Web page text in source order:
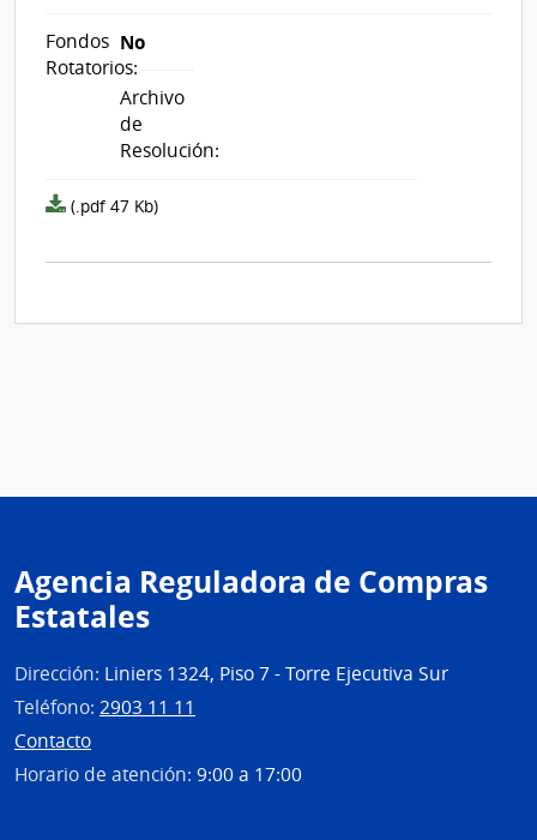
Fondos
Rotatorios:
No
Archivo
de
Resolución:
Archivo
acta_1331325.pdf
(.pdf 47 Kb)
Agencia Reguladora de Compras
Estatales
Dirección: Liniers 1324, Piso 7 - Torre Ejecutiva Sur
Teléfono: 2903 11 11
Contacto
Horario de atención: 9:00 a 17:00